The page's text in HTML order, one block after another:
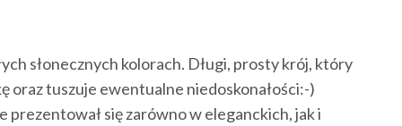
zł.
słonecznych kolorach. Długi, prosty krój, który
oraz tuszuje ewentualne niedoskonałości:-)
prezentował się zarówno w eleganckich, jak i